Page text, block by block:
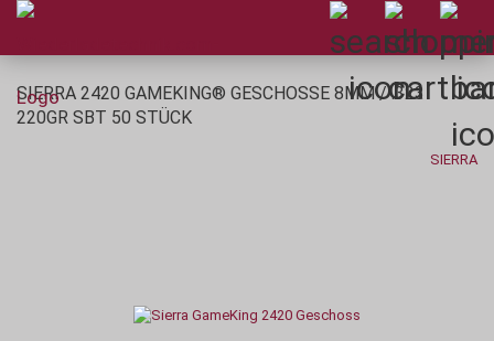
SIERRA 2420 GAMEKING® GESCHOSSE 8MM / .323
220GR SBT 50 STÜCK
SIERRA